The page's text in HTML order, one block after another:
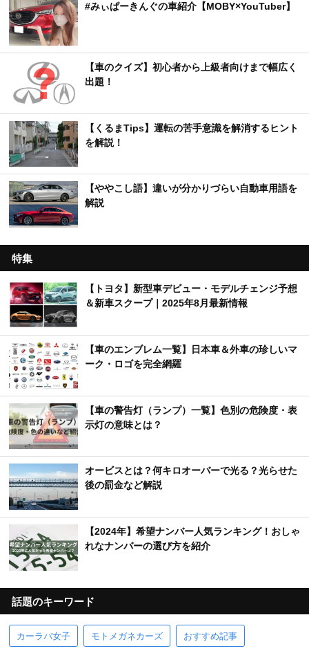
#みぃぱーきんぐの車紹介【MOBY×YouTuber】
【車のクイズ】初心者から上級者向けまで幅広く
出題！
【くるまTips】運転の苦手意識を解消するヒント
を解説！
【ややこし語】違いが分かりづらい自動車用語を
解説
特集
【トヨタ】新型車デビュー・モデルチェンジ予想
＆新車スクープ｜2025年8月最新情報
【車のエンブレム一覧】日本車＆外車の珍しいマ
ーク・ロゴを完全網羅
【車の警告灯（ランプ）一覧】色別の危険度・表
示灯の意味とは？
オービスとは？何キロオーバーで光る？光らせた
後の罰金など解説
【2024年】希望ナンバー人気ランキング！おしゃ
れなナンバーの選び方を紹介
話題のキーワード
カーラバ女子 モトメガネカーズ おすすめ記事